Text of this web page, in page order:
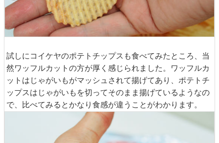
試しにコイケヤのポテトチップスも食べてみたところ、当
然ワッフルカットの方が厚く感じられました。ワッフルカ
ットはじゃがいもがマッシュされて揚げてあり、ポテトチ
ップスはじゃがいもを切ってそのまま揚げているようなの
で、比べてみるとかなり食感が違うことがわかります。